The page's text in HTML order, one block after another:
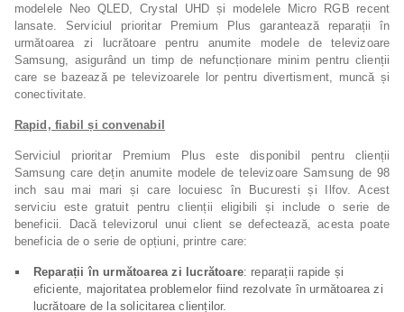
modelele Neo QLED, Crystal UHD și modelele Micro RGB recent
lansate. Serviciul prioritar Premium Plus garantează reparații în
următoarea zi lucrătoare pentru anumite modele de televizoare
Samsung, asigurând un timp de nefuncționare minim pentru clienții
care se bazează pe televizoarele lor pentru divertisment, muncă și
conectivitate.
Rapid, fiabil și convenabil
Serviciul prioritar Premium Plus este disponibil pentru clienții
Samsung care dețin anumite modele de televizoare Samsung de 98
inch sau mai mari și care locuiesc în Bucuresti și Ilfov. Acest
serviciu este gratuit pentru clienții eligibili și include o serie de
beneficii. Dacă televizorul unui client se defectează, acesta poate
beneficia de o serie de opțiuni, printre care:
Reparații în următoarea zi lucrătoare: reparații rapide și
eficiente, majoritatea problemelor fiind rezolvate în următoarea zi
lucrătoare de la solicitarea clienților.